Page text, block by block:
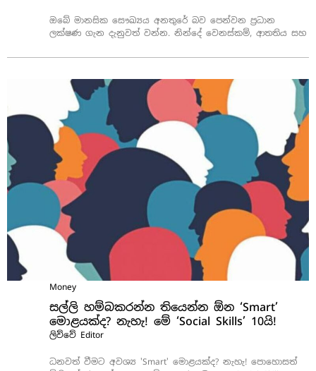
ඔබේ මානසික සෞඛ්‍යය අනතුරේ බව පෙන්වන ප්‍රධාන
ලක්ෂණ ගැන දැනුවත් වන්න. නින්දේ වෙනස්කම්, ආතතිය සහ
Money
සල්ලි හම්බකරන්න තියෙන්න ඕන ‘Smart’
මොළයක්ද? නැහැ! මේ ‘Social Skills’ 10යි!
ලිව්වේ Editor
ධනවත් වීමට අවශ්‍ය 'Smart' මොළයක්ද? නැහැ! පොහොසත්